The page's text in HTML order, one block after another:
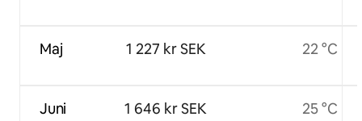
Maj
Juni
1 227 kr SEK
1 646 kr SEK
22 °C
25 °C